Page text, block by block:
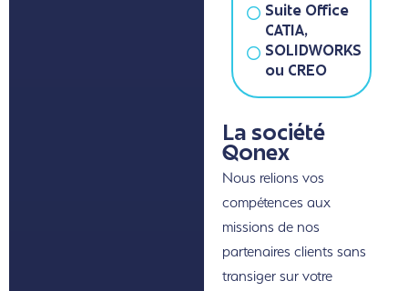
Suite Office
CATIA,
SOLIDWORKS
ou CREO
La société
Qonex
Nous relions vos
compétences aux
missions de nos
partenaires clients sans
transiger sur votre